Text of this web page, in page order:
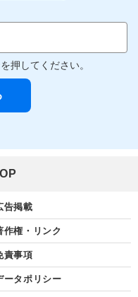
押してください。
告掲載
作権・リンク
責事項
ータポリシー